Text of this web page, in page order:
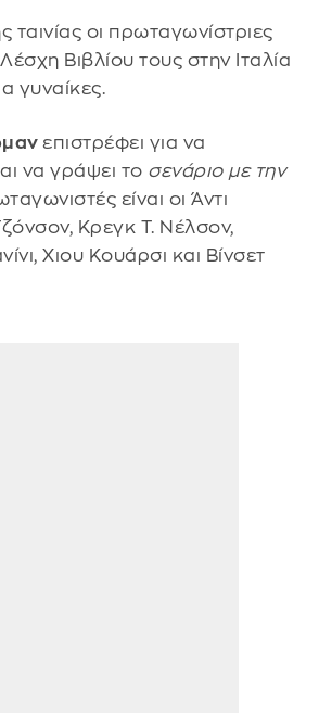
ταινίας οι πρωταγωνίστριες
Βιβλίου τους στην Ιταλία
γυναίκες.
επιστρέφει για να
να γράψει το σενάριο με την
είναι οι Άντι
Κρεγκ Τ. Νέλσον,
Χιου Κουάρσι και Βίνσετ